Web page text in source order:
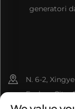
generatori
N. 6-2,
Foshan City,